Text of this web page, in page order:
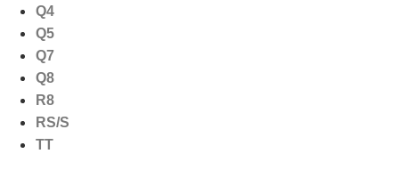
Q4
Q5
Q7
Q8
R8
RS/S
TT